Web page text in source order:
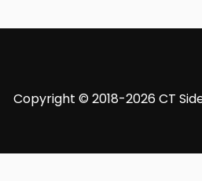
Copyright © 2018-2026 CT